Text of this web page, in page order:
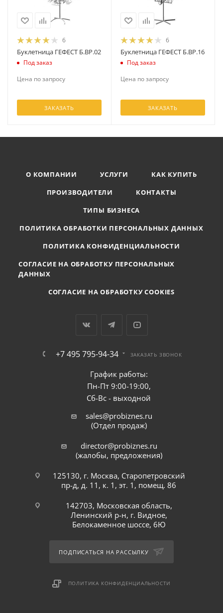
6
Буклетница ГЕФЕСТ Б.ВР.02
Под заказ
Цена по запросу
ЗАКАЗАТЬ
6
Буклетница ГЕФЕСТ Б.ВР.16
Под заказ
Цена по запросу
ЗАКАЗАТЬ
О КОМПАНИИ УСЛУГИ
КАК КУПИТЬ
ПРОИЗВОДИТЕЛИ
КОНТАКТЫ
ТИПЫ БИЗНЕСА
ПОЛИТИКА ОБРАБОТКИ ПЕРСОНАЛЬНЫХ ДАННЫХ
ПОЛИТИКА КОНФИДЕНЦИАЛЬНОСТИ
СОГЛАСИЕ НА ОБРАБОТКУ ПЕРСОНАЛЬНЫХ
ДАННЫХ
СОГЛАСИЕ НА ОБРАБОТКУ COOKIES
+7 495 795-94-34 ЗАКАЗАТЬ ЗВОНОК
График работы:
Пн-Пт 9:00-19:00,
Сб-Вс - выходной
sales@probiznes.ru
(Отдел продаж)
director@probiznes.ru
(жалобы, предложения)
125130, г. Москва, Старопетровский
пр-д, д. 11, к. 1, эт. 1, помещ. 86
142703, Московская область,
Ленинский р-н, г. Видное,
Белокаменное шоссе, 6Ю
ПОДПИСАТЬСЯ НА РАССЫЛКУ
ПОЛИТИКА КОНФИДЕНЦИАЛЬНОСТИ